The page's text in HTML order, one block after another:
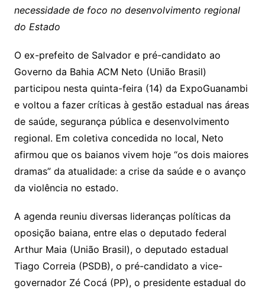
necessidade de foco no desenvolvimento regional
do Estado
O ex-prefeito de Salvador e pré-candidato ao
Governo da Bahia ACM Neto (União Brasil)
participou nesta quinta-feira (14) da ExpoGuanambi
e voltou a fazer críticas à gestão estadual nas áreas
de saúde, segurança pública e desenvolvimento
regional. Em coletiva concedida no local, Neto
afirmou que os baianos vivem hoje “os dois maiores
dramas” da atualidade: a crise da saúde e o avanço
da violência no estado.
A agenda reuniu diversas lideranças políticas da
oposição baiana, entre elas o deputado federal
Arthur Maia (União Brasil), o deputado estadual
Tiago Correia (PSDB), o pré-candidato a vice-
governador Zé Cocá (PP), o presidente estadual do